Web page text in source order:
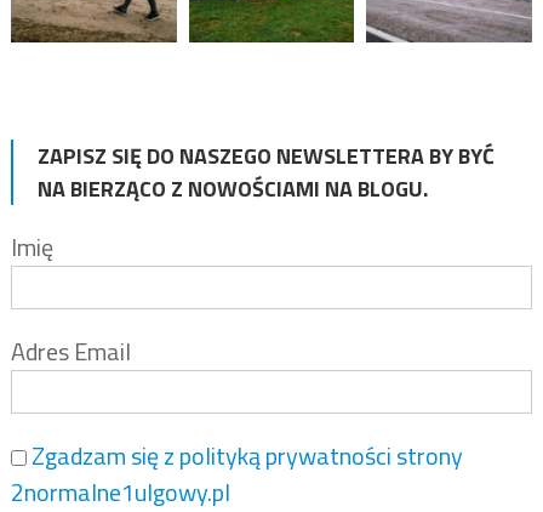
ZAPISZ SIĘ DO NASZEGO NEWSLETTERA BY BYĆ
NA BIERZĄCO Z NOWOŚCIAMI NA BLOGU.
Imię
Adres Email
Zgadzam się z polityką prywatności strony
2normalne1ulgowy.pl